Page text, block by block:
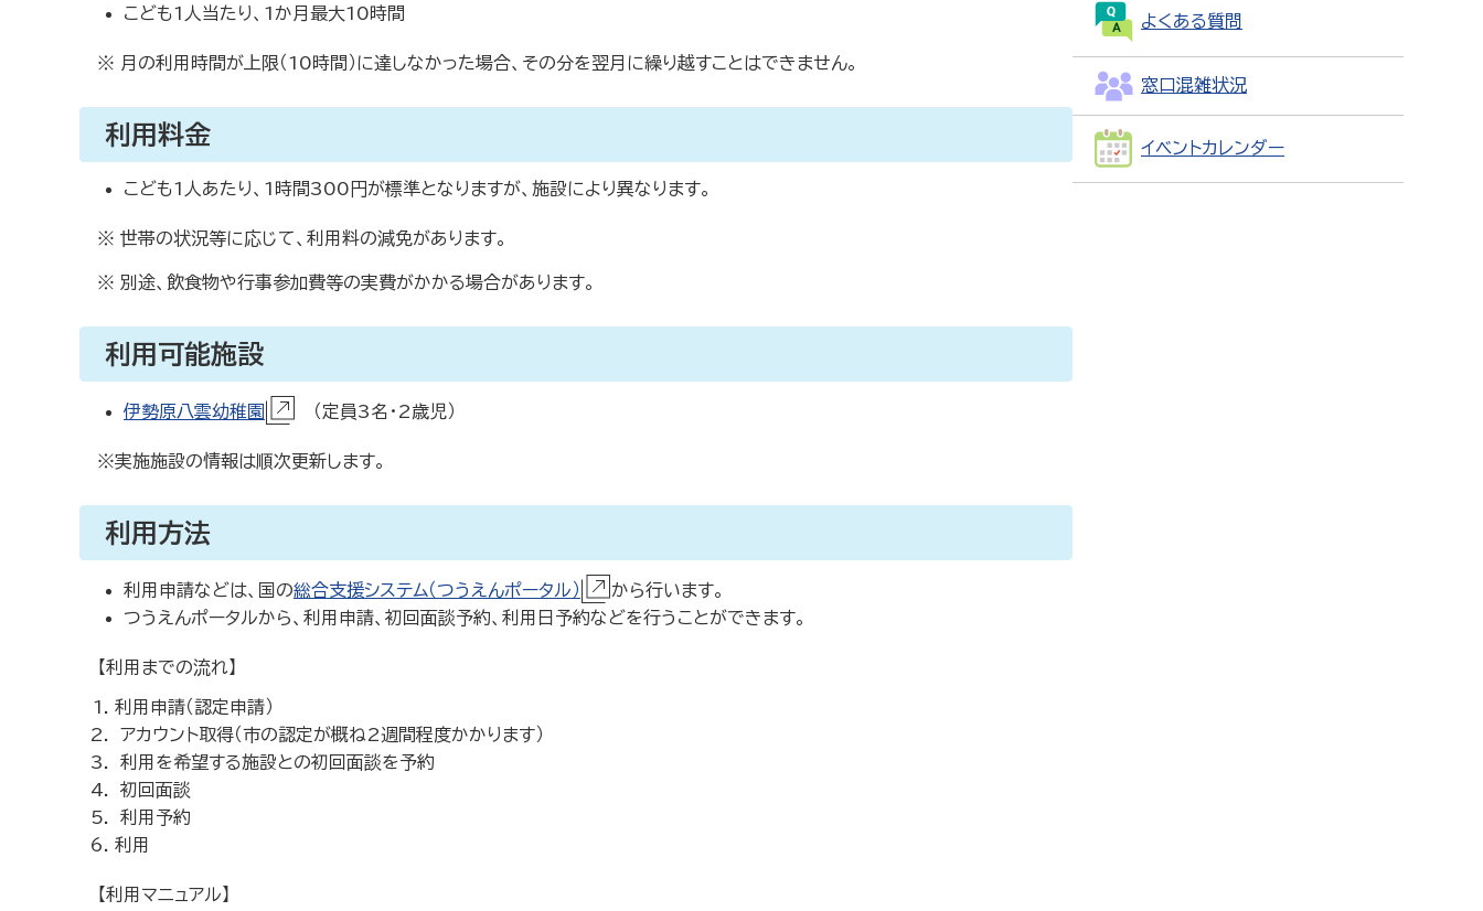
こども1人当たり、1か月最大10時間
※ 月の利用時間が上限（10時間）に達しなかった場合、その分を翌月に繰り越すことはできません。
利用料金
こども1人あたり、1時間300円が標準となりますが、施設により異なります。
※ 世帯の状況等に応じて、利用料の減免があります。
※ 別途、飲食物や行事参加費等の実費がかかる場合があります。
利用可能施設
伊勢原八雲幼稚園 （定員3名・2歳児）
※実施施設の情報は順次更新します。
利用方法
利用申請などは、国の総合支援システム（つうえんポータル）
から行います。
つうえんポータルから、利用申請、初回面談予約、利用日予約などを行うことができます。
【利用までの流れ】
利用申請（認定申請）
アカウント取得（市の認定が概ね2週間程度かかります）
利用を希望する施設との初回面談を予約
初回面談
利用予約
利用
【利用マニュアル】
よくある質問
窓口混雑状況
イベントカレンダー